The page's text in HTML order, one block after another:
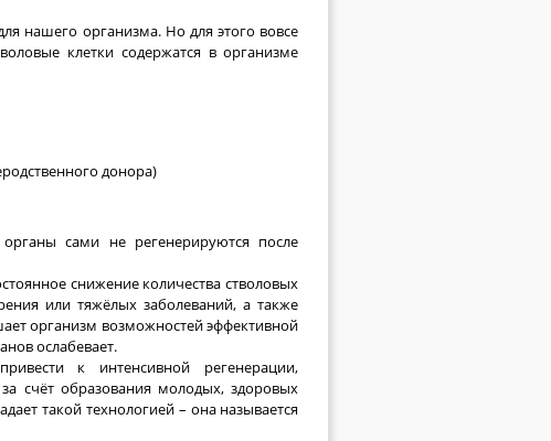
нашего организма. Но для этого вовсе
клетки содержатся в организме
донора)
сами не регенерируются после
снижение количества стволовых
или тяжёлых заболеваний, а также
организм возможностей эффективной
ослабевает.
к интенсивной регенерации,
счёт образования молодых, здоровых
такой технологией – она называется